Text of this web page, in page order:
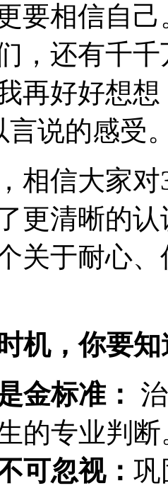
要相信自
，还有千
再好好想
言说的感受
相信大家
更清晰的
关于耐心
机，你要
金标准：
的专业判断
可忽视： 巩